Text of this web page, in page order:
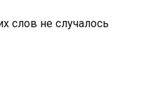
слов не случалось